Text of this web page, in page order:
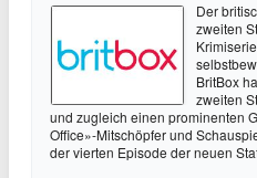
Der
zweiten
BritBox
zweiten
und zugleich einen prominenten
Office»-Mitschöpfer und
der vierten Episode der neuen